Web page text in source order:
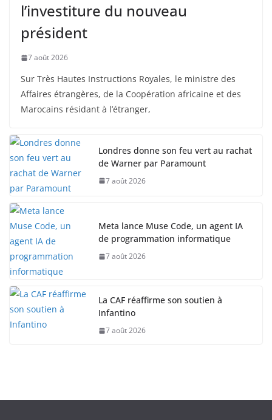
l’investiture du nouveau
président
7 août 2026
Sur Très Hautes Instructions Royales, le ministre des
Affaires étrangères, de la Coopération africaine et des
Marocains résidant à l’étranger,
Londres donne son feu vert au rachat
de Warner par Paramount
7 août 2026
Meta lance Muse Code, un agent IA
de programmation informatique
7 août 2026
La CAF réaffirme son soutien à
Infantino
7 août 2026